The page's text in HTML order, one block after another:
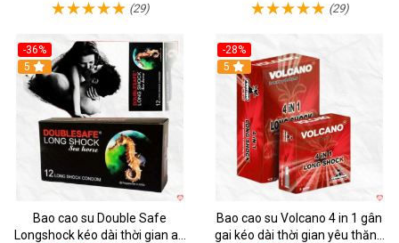
(29) (29)
-36%
5
Bao cao su Double Safe
Longshock kéo dài thời gian an
-28%
5
Bao cao su Volcano 4 in 1 gân
gai kéo dài thời gian yêu thăng